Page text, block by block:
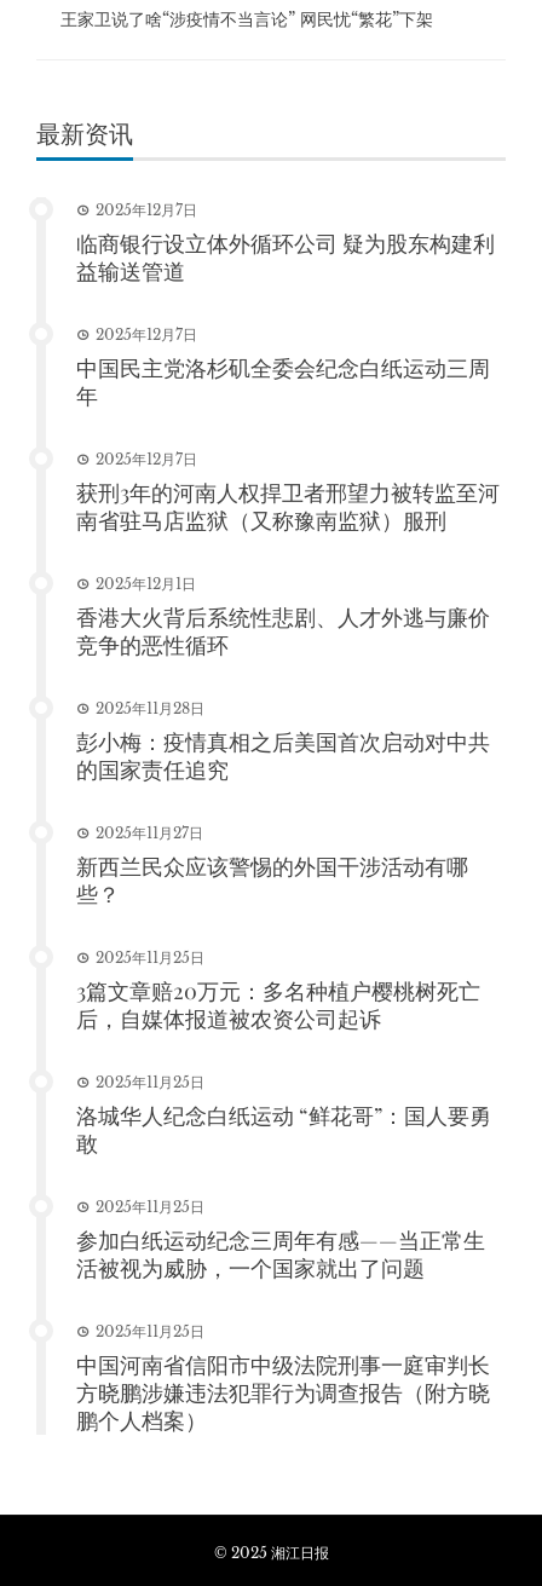
王家卫说了啥“涉疫情不当言论” 网民忧“繁花”下架
最新资讯
2025年12月7日
临商银行设立体外循环公司 疑为股东构建利
益输送管道
2025年12月7日
中国民主党洛杉矶全委会纪念白纸运动三周
年
2025年12月7日
获刑3年的河南人权捍卫者邢望力被转监至河
南省驻马店监狱（又称豫南监狱）服刑
2025年12月1日
香港大火背后系统性悲剧、人才外逃与廉价
竞争的恶性循环
2025年11月28日
彭小梅：疫情真相之后美国首次启动对中共
的国家责任追究
2025年11月27日
新西兰民众应该警惕的外国干涉活动有哪
些？
2025年11月25日
3篇文章赔20万元：多名种植户樱桃树死亡
后，自媒体报道被农资公司起诉
2025年11月25日
洛城华人纪念白纸运动 “鲜花哥”：国人要勇
敢
2025年11月25日
参加白纸运动纪念三周年有感——当正常生
活被视为威胁，一个国家就出了问题
2025年11月25日
中国河南省信阳市中级法院刑事一庭审判长
方晓鹏涉嫌违法犯罪行为调查报告（附方晓
鹏个人档案）
© 2025 湘江日报